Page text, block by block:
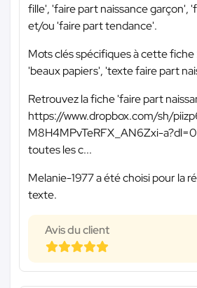
fille', 'faire part naissance garçon',
et/ou 'faire part tendance'.
Mots clés spécifiques à cette fiche
'beaux papiers', 'texte faire part
Retrouvez la fiche 'faire part
https://www.dropbox.com/sh/
M8H4MPvTeRFX_AN6Zxi-
toutes les c...
Melanie-1977 a été choisi pour la
texte.
Avis du client